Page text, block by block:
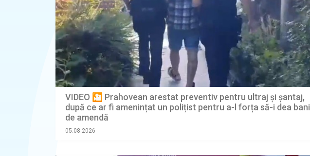
VIDEO 🎦 Prahovean arestat preventiv pentru ultraj și șantaj,
după ce ar fi amenințat un polițist pentru a-l forța să-i dea bani
de amendă
05.08.2026